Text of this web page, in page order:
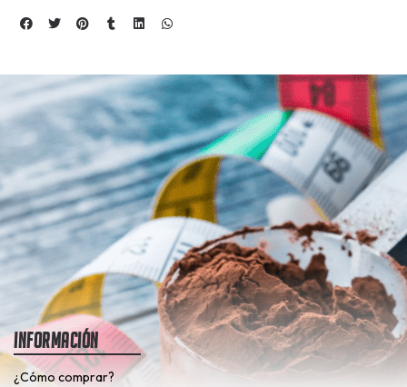
Información
¿Cómo comprar?